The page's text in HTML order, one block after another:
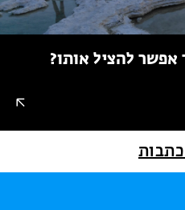
אפשר להציל אותו?